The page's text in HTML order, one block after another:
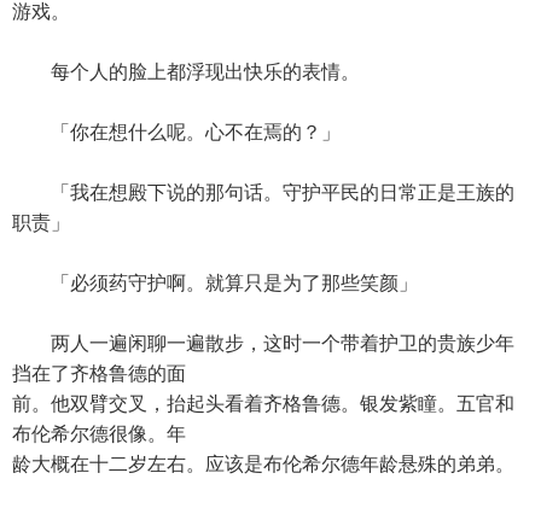
游戏。
每个人的脸上都浮现出快乐的表情。
「你在想什么呢。心不在焉的？」
「我在想殿下说的那句话。守护平民的日常正是王族的
职责」
「必须药守护啊。就算只是为了那些笑颜」
两人一遍闲聊一遍散步，这时一个带着护卫的贵族少年
挡在了齐格鲁德的面
前。他双臂交叉，抬起头看着齐格鲁德。银发紫瞳。五官和
布伦希尔德很像。年
龄大概在十二岁左右。应该是布伦希尔德年龄悬殊的弟弟。